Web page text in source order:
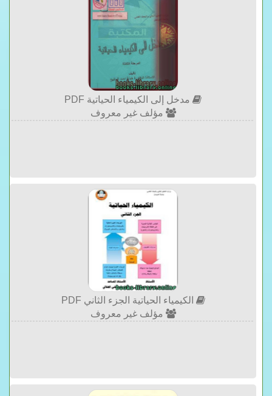
مدخل إلى الكيمياء الحياتية PDF
مؤلف غير معروف
الكيمياء الحياتية الجزء الثاني PDF
مؤلف غير معروف